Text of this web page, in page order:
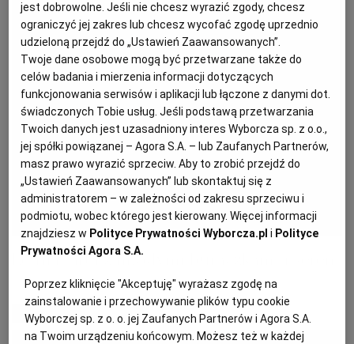
SAŁATKI
MAKARONY
DRÓB
MIĘSA
RYBY
PRZEKĄSKI
DOMOWE PRZETWORY
GRILL
KUCHNIA TAJSKA
KUCHNIA GRECKA
KUCHNIA PORTUGALSKA
KUCHNIA FRANCUSKA
KUCHNIA AMERYKAŃSKA
KUCHNIA POLSKA
KUCHNIA MEKSYKAŃSKA
SPRZĘT KUCHENNY
WEGE
WEGAN
BEZ GLUTENU
HISTORIE KULINARNE
FELIETONY KULINARNE
KSIĄŻKI KULINARNE
SZEF KUCHNI
SERWISY LOKALNE
BIAŁYSTOK
BIELSKO-BIAŁA
BYDGOSZCZ
CZĘSTOCHOWA
ELBLĄG
GLIWICE
WYBORCZA.PL
MAGAZYNY
DUŻY FORMAT
WOLNA SOBOTA
ALE HISTORIA
WYBORCZA TV I VOD
WYBORCZA CLASSIC
WYBORCZA.BIZ
WYSOKIE OBCASY
BIQDATA
Letnia tarta z młodymi buraczkami i serem
MATERIAŁ PROMOCYJNY
jest dobrowolne. Jeśli nie chcesz wyrazić zgody, chcesz
ograniczyć jej zakres lub chcesz wycofać zgodę uprzednio
udzieloną przejdź do „Ustawień Zaawansowanych”.
Twoje dane osobowe mogą być przetwarzane także do
celów badania i mierzenia informacji dotyczących
funkcjonowania serwisów i aplikacji lub łączone z danymi dot.
świadczonych Tobie usług. Jeśli podstawą przetwarzania
Twoich danych jest uzasadniony interes Wyborcza sp. z o.o.,
jej spółki powiązanej – Agora S.A. – lub Zaufanych Partnerów,
masz prawo wyrazić sprzeciw. Aby to zrobić przejdź do
„Ustawień Zaawansowanych” lub skontaktuj się z
administratorem – w zależności od zakresu sprzeciwu i
podmiotu, wobec którego jest kierowany. Więcej informacji
znajdziesz w Polityce Prywatności Wyborcza.pl i Polityce
Prywatności Agora S.A.
Poprzez kliknięcie "Akceptuję" wyrażasz zgodę na
zainstalowanie i przechowywanie plików typu cookie
Wyborczej sp. z o. o. jej Zaufanych Partnerów i Agora S.A.
na Twoim urządzeniu końcowym. Możesz też w każdej